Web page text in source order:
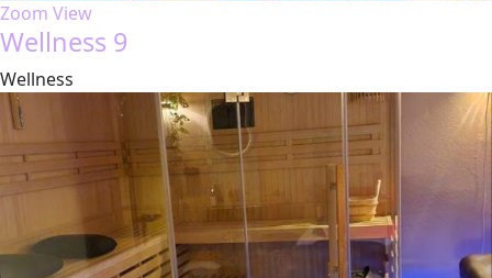
Zoom View
Wellness 9
Wellness